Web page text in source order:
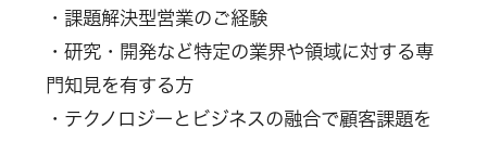
・課題解決型営業のご経験
・研究・開発など特定の業界や領域に対する専
門知見を有する方
・テクノロジーとビジネスの融合で顧客課題を